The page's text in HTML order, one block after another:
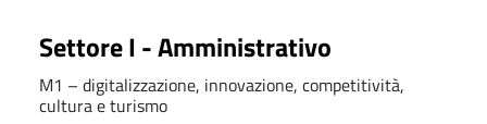
Settore I - Amministrativo
M1 – digitalizzazione, innovazione, competitività,
cultura e turismo